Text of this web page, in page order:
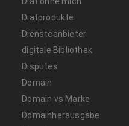
Diätprodukte
Diensteanbieter
digitale Bibliothek
Disputes
Domain
Domain vs Marke
Domainherausgabe